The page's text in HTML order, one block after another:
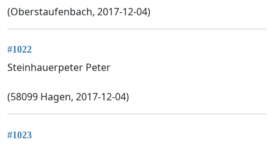
(Oberstaufenbach, 2017-12-04)
#1022
Steinhauerpeter Peter
(58099 Hagen, 2017-12-04)
#1023